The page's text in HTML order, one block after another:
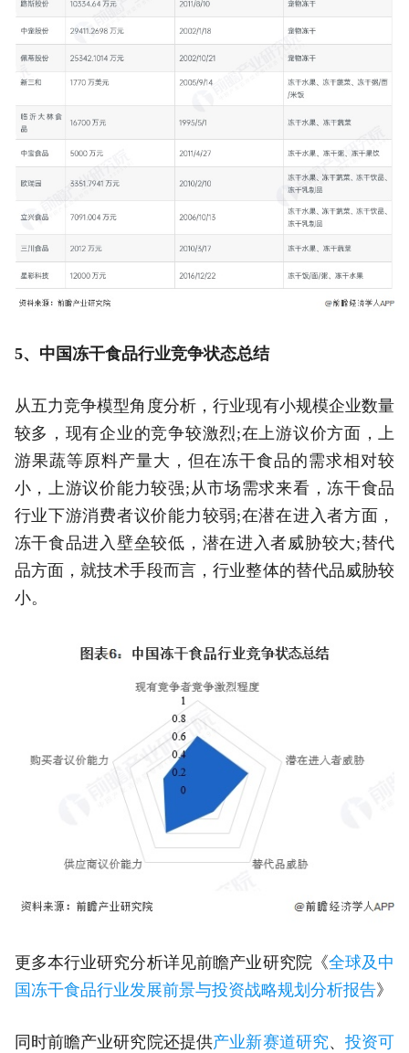
5、中国冻干食品行业竞争状态总结
从五力竞争模型角度分析，行业现有小规模企业数量
较多，现有企业的竞争较激烈;在上游议价方面，上
游果蔬等原料产量大，但在冻干食品的需求相对较
小，上游议价能力较强;从市场需求来看，冻干食品
行业下游消费者议价能力较弱;在潜在进入者方面，
冻干食品进入壁垒较低，潜在进入者威胁较大;替代
品方面，就技术手段而言，行业整体的替代品威胁较
小。
更多本行业研究分析详见前瞻产业研究院《全球及中
国冻干食品行业发展前景与投资战略规划分析报告》
同时前瞻产业研究院还提供产业新赛道研究、投资可